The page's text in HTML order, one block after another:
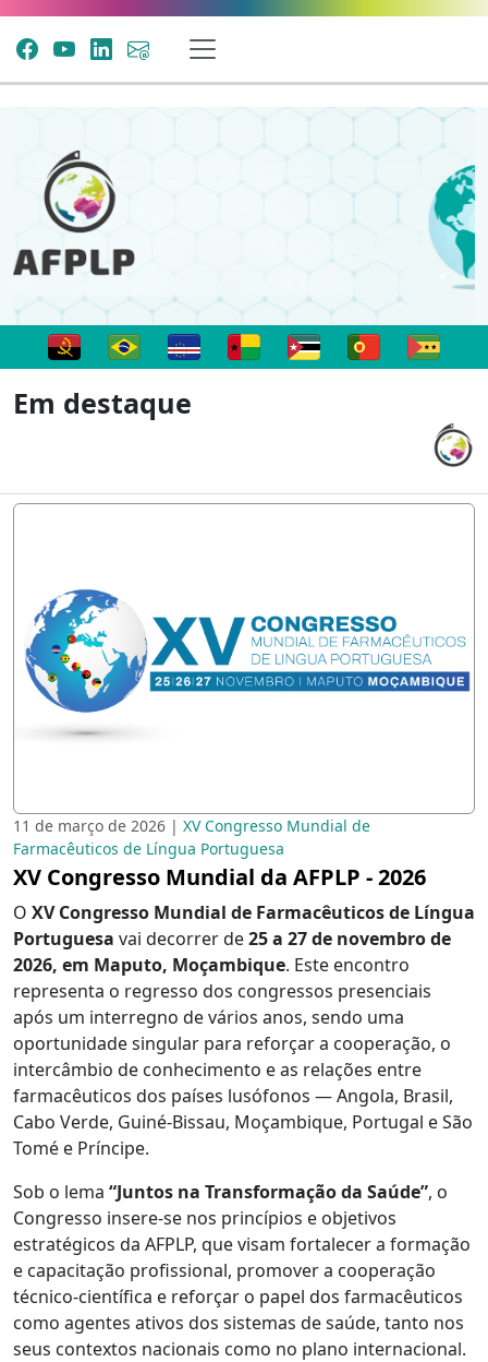
Em destaque
11 de março de 2026 | XV Congresso Mundial de
Farmacêuticos de Língua Portuguesa
XV Congresso Mundial da AFPLP - 2026
O XV Congresso Mundial de Farmacêuticos de Língua
Portuguesa vai decorrer de25 a 27 de novembro de
2026, em Maputo, Moçambique. Este encontro
representa o regresso dos congressos presenciais
após um interregno de vários anos, sendo uma
oportunidade singular para reforçar a cooperação, o
intercâmbio de conhecimento e as relações entre
farmacêuticos dos países lusófonos — Angola, Brasil,
Cabo Verde, Guiné-Bissau, Moçambique, Portugal e São
Tomé e Príncipe.
Sob o lema “Juntos na Transformação da Saúde”, o
Congresso insere-se nos princípios e objetivos
estratégicos da AFPLP, que visam fortalecer a formação
e capacitação profissional, promover a cooperação
técnico-científica e reforçar o papel dos farmacêuticos
como agentes ativos dos sistemas de saúde, tanto nos
seus contextos nacionais como no plano internacional.